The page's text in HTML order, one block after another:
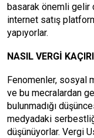
basarak önemli gelir
internet satış
yapıyorlar.
NASIL VERGİ
Fenomenler, sosyal
ve bu mecralardan
bulunmadığı
medyadaki
düşünüyorlar. Vergi